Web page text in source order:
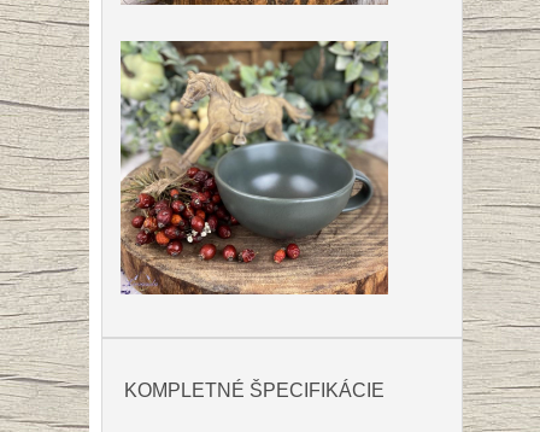
KOMPLETNÉ ŠPECIFIKÁCIE